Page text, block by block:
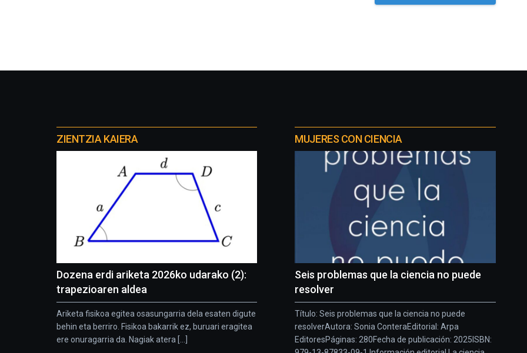
proyectos
ZIENTZIA KAIERA
Dozena erdi ariketa 2026ko udarako (2):
trapezioaren aldea
Ariketa fisikoa egitea osasungarria dela esaten digute
behin eta berriro. Fisikoa bakarrik ez, buruari eragitea
ere onuragarria da. Nagiak atera [...]
MUJERES CON CIENCIA
Seis problemas que la ciencia no puede
resolver
Título: Seis problemas que la ciencia no puede
resolverAutora: Sonia ConteraEditorial: Arpa
EditoresPáginas: 280Fecha de publicación: 2025ISBN: